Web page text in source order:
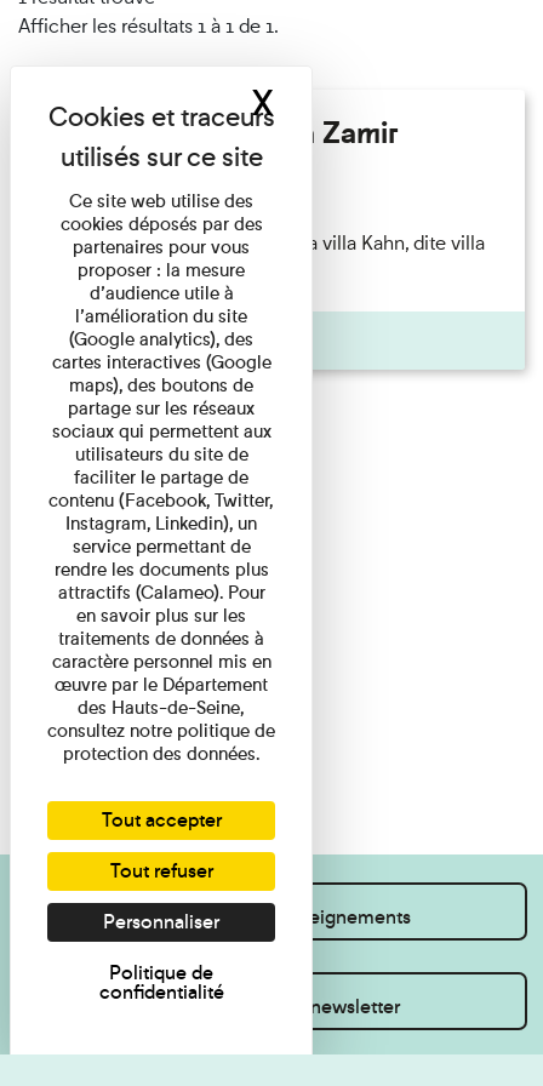
Afficher les résultats 1 à 1 de 1.
Hélène Gaudy - Villa Zamir
Lecture
couchant) [Angle nord-est de la villa Kahn, dite villa
Zamir et lumières du ...
Pages
Je souhaite des renseignements
Inscrivez-vous à la newsletter
Ce site web utilise des
cookies déposés par des
partenaires pour vous
proposer : la mesure
d’audience utile à
l’amélioration du site
(Google analytics), des
cartes interactives (Google
maps), des boutons de
partage sur les réseaux
sociaux qui permettent aux
utilisateurs du site de
faciliter le partage de
contenu (Facebook, Twitter,
Instagram, Linkedin), un
service permettant de
rendre les documents plus
attractifs (Calameo). Pour
en savoir plus sur les
traitements de données à
caractère personnel mis en
œuvre par le Département
des Hauts-de-Seine,
consultez notre politique de
protection des données.
Tout accepter
Tout refuser
Personnaliser
Politique de
confidentialité
XMasquer le